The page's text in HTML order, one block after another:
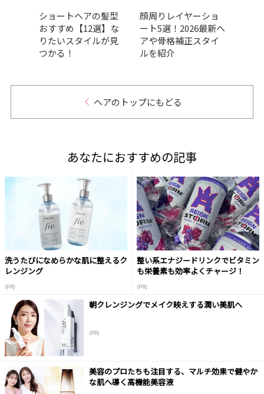
ショートヘアの髪型
おすすめ【12選】な
りたいスタイルが見
つかる！
顔周りレイヤーショ
ート5選！2026最新ヘ
アや骨格補正スタイ
ルを紹介
ヘアのトップにもどる
あなたにおすすめの記事
洗うたびになめらかな肌に整えるク
レンジング
(PR)
整い系エナジードリンクでビタミン
も栄養素も効率よくチャージ！
(PR)
朝クレンジングでメイク映えする潤い美肌へ
(PR)
美容のプロたちも注目する、マルチ効果で健やか
な肌へ導く高機能美容液